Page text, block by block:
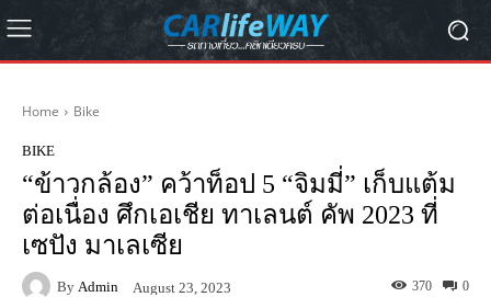
Home Bike
BIKE
“ข้าวกล้อง” คว้าท็อป 5 “จิมมี่” เก็บแต้ม
ต่อเนื่อง ศึกเอเชีย ทาเลนต์ คัพ 2023 ที่
เซปัง มาเลเซีย
By Admin August 23, 2023 0
370